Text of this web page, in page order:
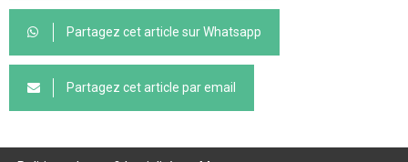
Partagez cet article sur Whatsapp
Partagez cet article par email